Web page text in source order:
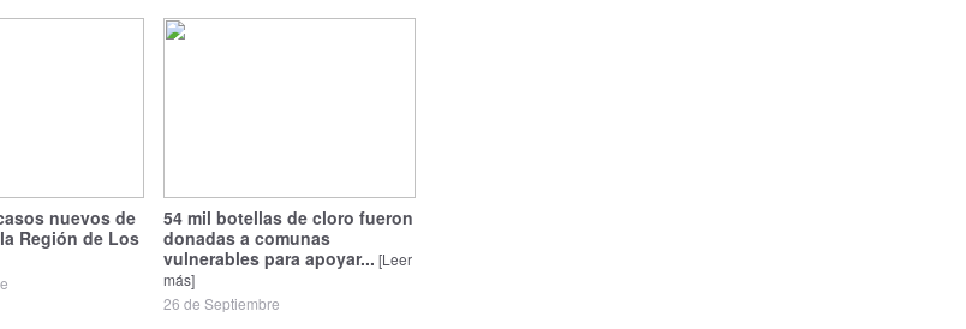
nuevos de
Región de Los
54 mil botellas de cloro fueron
donadas a comunas
vulnerables para apoyar... [Leer
más]
26 de Septiembre